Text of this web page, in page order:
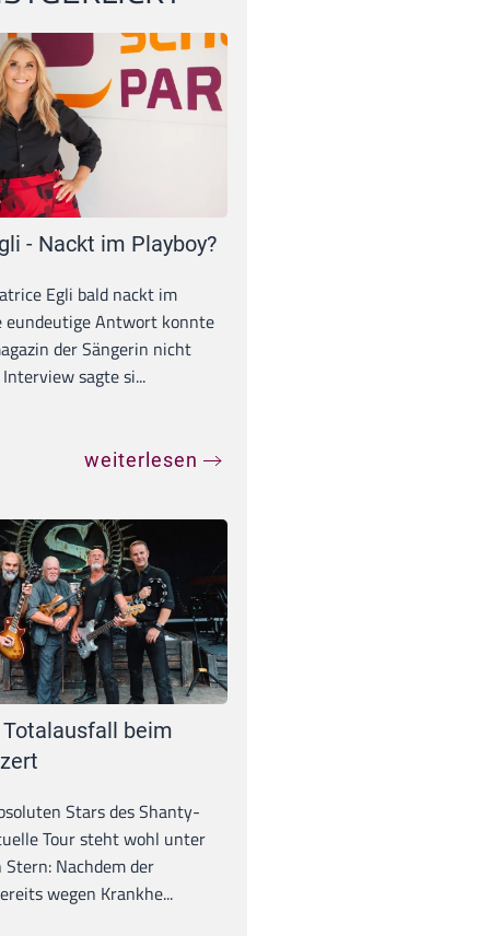
- Nackt im Playboy?
Egli bald nackt im
eundeutige Antwort konnte
der Sängerin nicht
sagte si...
weiterlesen
beim
Stars des Shanty-
Tour steht wohl unter
Nachdem der
wegen Krankhe...